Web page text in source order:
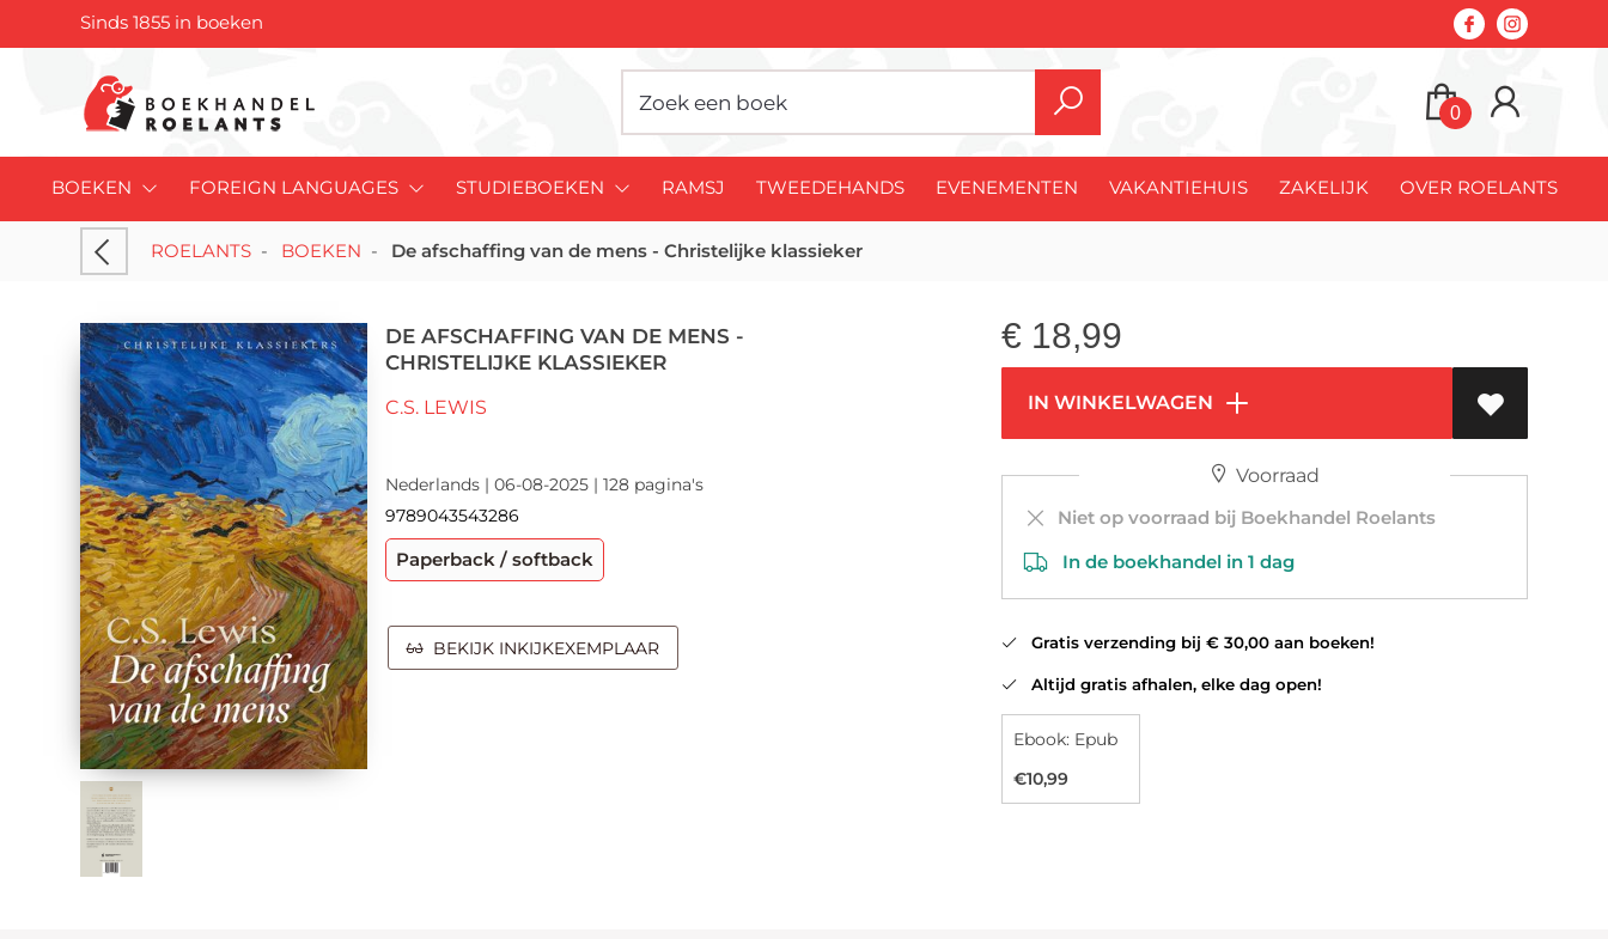
Sinds 1855 in boeken
0
BOEKEN FOREIGN LANGUAGES STUDIEBOEKEN RAMSJ TWEEDEHANDS EVENEMENTEN VAKANTIEHUIS ZAKELIJK OVER ROELANTS
ROELANTS - BOEKEN - De afschaffing van de mens - Christelijke klassieker
DE AFSCHAFFING VAN DE MENS -
CHRISTELIJKE KLASSIEKER
C.S. LEWIS
Nederlands | 06-08-2025 | 128 pagina's
9789043543286
Paperback / softback
BEKIJK INKIJKEXEMPLAAR
€ 18,99
IN WINKELWAGEN
Voorraad
Niet op voorraad bij Boekhandel Roelants
In de boekhandel in 1 dag
Gratis verzending bij € 30,00 aan boeken!
Altijd gratis afhalen, elke dag open!
Ebook: Epub
€10,99